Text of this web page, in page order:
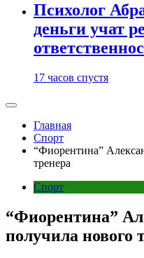
Психолог
деньги учат
17 часов спустя
Главная
Спорт
“Фиорентина”
тренера
Спорт
“Фиорентина”
получила нового